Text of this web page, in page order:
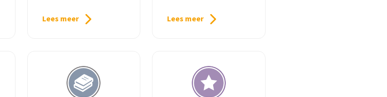
kernkwadranten
Lees meer Lees meer